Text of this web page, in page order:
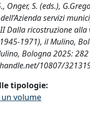
Onger, S. (eds.),
servizi
Dalla ricostruzione
1971), il Mulino,
Bologna 2025: 282
10807/
tipologie:
volume